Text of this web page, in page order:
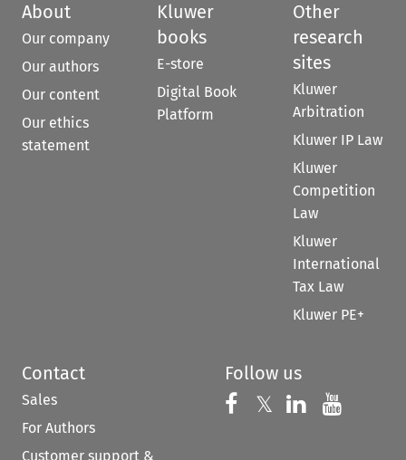
About
Our company
Our authors
Our content
Our ethics
statement
Kluwer
books
E-store
Digital Book
Platform
Other
research
sites
Kluwer
Arbitration
Kluwer IP Law
Kluwer
Competition
Law
Kluwer
International
Tax Law
Kluwer PE+
Contact
Sales
For Authors
Customer support &
Follow us
Follow us on
𝕏 Follow us on
Follow us